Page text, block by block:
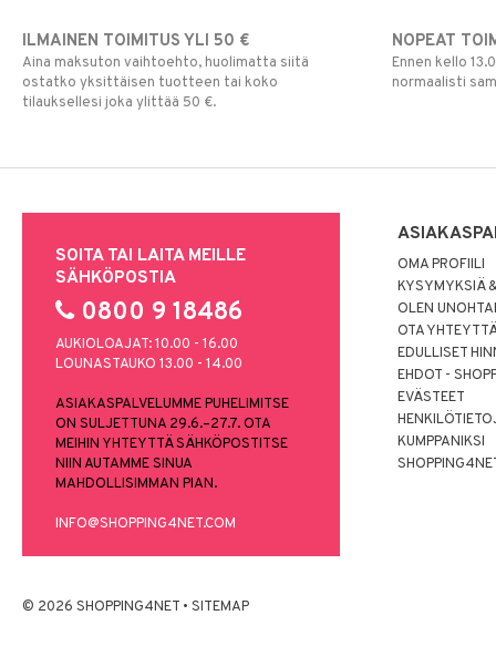
ILMAINEN TOIMITUS YLI 50 €
Aina maksuton vaihtoehto, huolimatta siitä
ostatko yksittäisen tuotteen tai koko
tilauksellesi joka ylittää 50 €.
NOPEAT
Ennen kello
normaalisti
SOITA TAI LAITA MEILLE
SÄHKÖPOSTIA
0800 9 18486
AUKIOLOAJAT: 10.00 - 16.00
LOUNASTAUKO 13.00 - 14.00
ASIAKASPALVELUMME PUHELIMITSE
ON SULJETTUNA 29.6.–27.7. OTA
MEIHIN YHTEYTTÄ SÄHKÖPOSTITSE
NIIN AUTAMME SINUA
MAHDOLLISIMMAN PIAN.
INFO@SHOPPING4NET.COM
OMA PROFIILI
KYSYMYKSIÄ
OLEN
OTA
EDULLISET
EHDOT -
EVÄSTEET
KUMPPANIKSI
© 2026 SHOPPING4NET • SITEMAP